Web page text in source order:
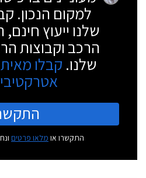
למקום הנכון.
שלנו ייעוץ
הרכב וקבוצות
שלנו. קבלו
התקשרו או מלאו פרטים